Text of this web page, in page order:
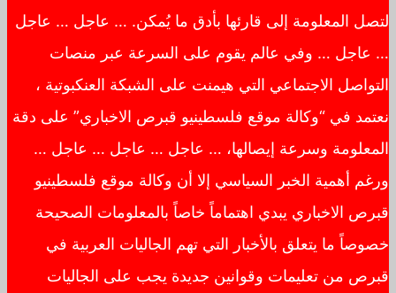
لتصل المعلومة إلى قارئها بأدق ما يُمكن. … عاجل … عاجل
… عاجل … وفي عالم يقوم على السرعة عبر منصات
التواصل الاجتماعي التي هيمنت على الشبكة العنكبوتية ،
نعتمد في “وكالة موقع فلسطينيو قبرص الاخباري” على دقة
المعلومة وسرعة إيصالها، … عاجل … عاجل … عاجل …
ورغم أهمية الخبر السياسي إلا أن وكالة موقع فلسطينيو
قبرص الاخباري يبدي اهتماماً خاصاً بالمعلومات الصحيحة
خصوصاً ما يتعلق بالأخبار التي تهم الجاليات العربية في
قبرص من تعليمات وقوانين جديدة يجب على الجاليات